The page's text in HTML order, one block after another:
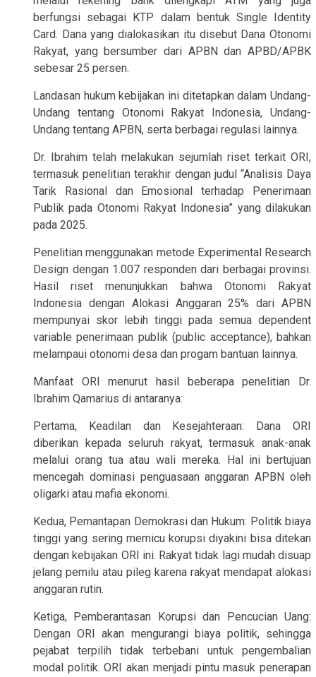
berfungsi sebagai KTP dalam bentuk Single Identity
Card. Dana yang dialokasikan itu disebut Dana Otonomi
Rakyat, yang bersumber dari APBN dan APBD/APBK
sebesar 25 persen.
Landasan hukum kebijakan ini ditetapkan dalam Undang-
Undang tentang Otonomi Rakyat Indonesia, Undang-
Undang tentang APBN, serta berbagai regulasi lainnya.
Dr. Ibrahim telah melakukan sejumlah riset terkait ORI,
termasuk penelitian terakhir dengan judul “Analisis Daya
Tarik Rasional dan Emosional terhadap Penerimaan
Publik pada Otonomi Rakyat Indonesia” yang dilakukan
pada 2025.
Penelitian menggunakan metode Experimental Research
Design dengan 1.007 responden dari berbagai provinsi.
Hasil riset menunjukkan bahwa Otonomi Rakyat
Indonesia dengan Alokasi Anggaran 25% dari APBN
mempunyai skor lebih tinggi pada semua dependent
variable penerimaan publik (public acceptance), bahkan
melampaui otonomi desa dan progam bantuan lainnya.
Manfaat ORI menurut hasil beberapa penelitian Dr.
Ibrahim Qamarius di antaranya:
Pertama, Keadilan dan Kesejahteraan: Dana ORI
diberikan kepada seluruh rakyat, termasuk anak-anak
melalui orang tua atau wali mereka. Hal ini bertujuan
mencegah dominasi penguasaan anggaran APBN oleh
oligarki atau mafia ekonomi.
Kedua, Pemantapan Demokrasi dan Hukum: Politik biaya
tinggi yang sering memicu korupsi diyakini bisa ditekan
dengan kebijakan ORI ini. Rakyat tidak lagi mudah disuap
jelang pemilu atau pileg karena rakyat mendapat alokasi
anggaran rutin.
Ketiga, Pemberantasan Korupsi dan Pencucian Uang:
Dengan ORI akan mengurangi biaya politik, sehingga
pejabat terpilih tidak terbebani untuk pengembalian
modal politik. ORI akan menjadi pintu masuk penerapan